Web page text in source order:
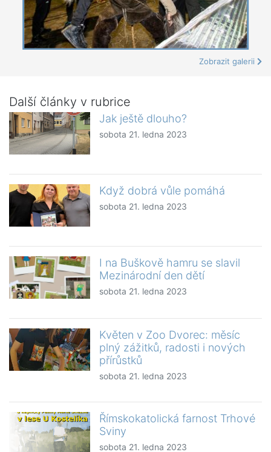
Zobrazit galerii
Další články v rubrice
Jak ještě dlouho?
sobota 21. ledna 2023
Když dobrá vůle pomáhá
sobota 21. ledna 2023
I na Buškově hamru se slavil
Mezinárodní den dětí
sobota 21. ledna 2023
Květen v Zoo Dvorec: měsíc
plný zážitků, radosti i nových
přírůstků
sobota 21. ledna 2023
Římskokatolická farnost Trhové
Sviny
sobota 21. ledna 2023